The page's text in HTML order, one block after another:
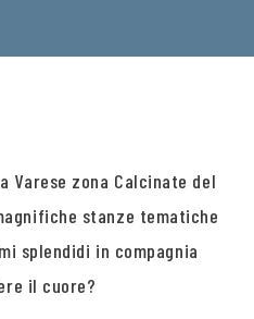
Varese zona Calcinate del
stanze tematiche
splendidi in compagnia
il cuore?